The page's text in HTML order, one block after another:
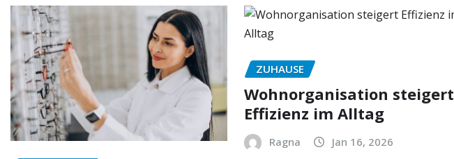
ZUHAUSE
Wohnorganisation steigert
Effizienz im Alltag
Ragna Jan 16, 2026